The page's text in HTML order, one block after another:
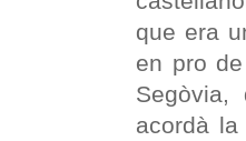
que era
en pro
Segòvia,
acordà